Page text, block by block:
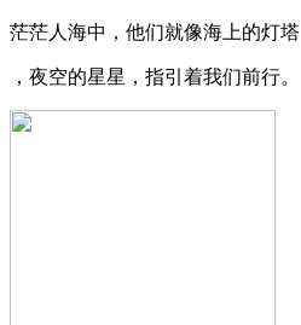
茫茫人海中，他们就像海上的灯塔
，夜空的星星，指引着我们前行。